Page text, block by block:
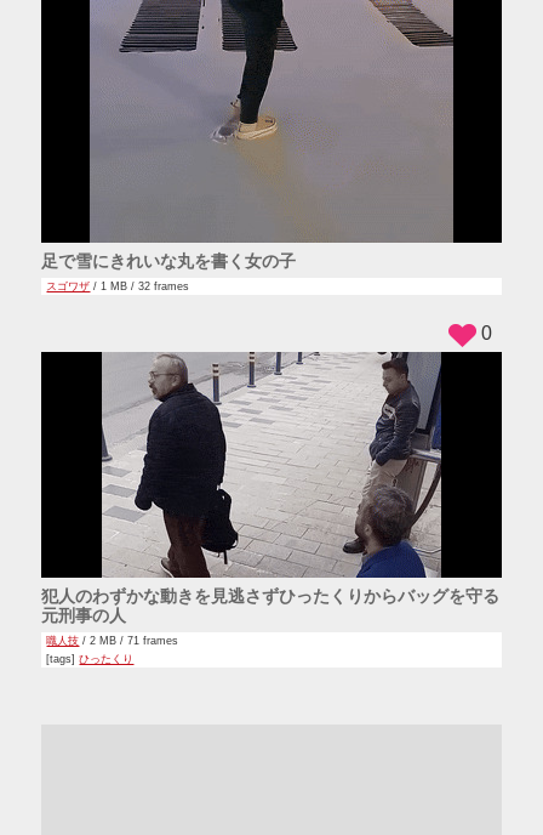
足で雪にきれいな丸を書く女の子
スゴワザ / 1 MB / 32 frames
犯人のわずかな動きを見逃さずひったくりからバッグを守る
元刑事の人
職人技 / 2 MB / 71 frames
[tags]ひったくり
0